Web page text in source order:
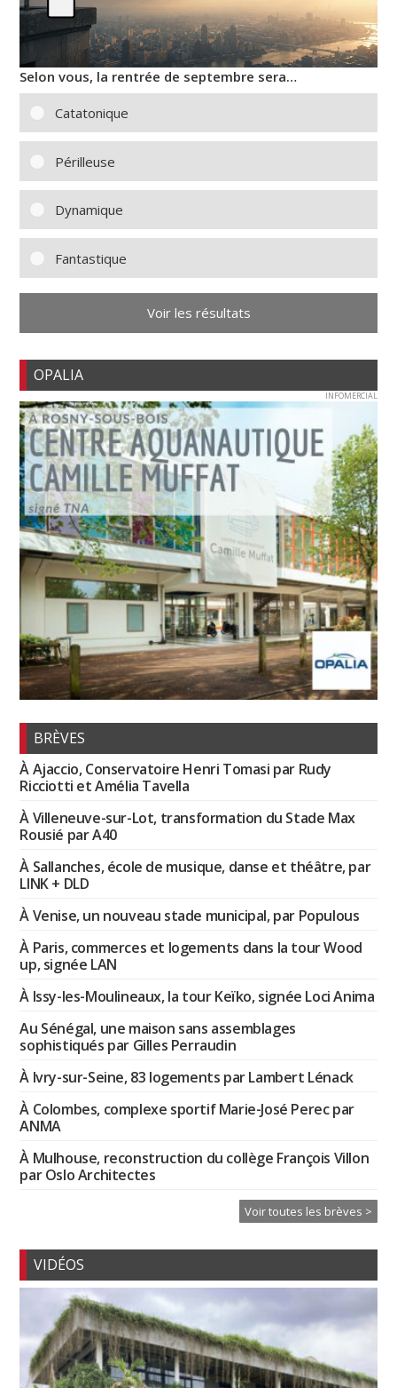
Selon vous, la rentrée de septembre sera…
Catatonique
Périlleuse
Dynamique
Fantastique
Voir les résultats
OPALIA
INFOMERCIAL
BRÈVES
À Ajaccio, Conservatoire Henri Tomasi par Rudy
Ricciotti et Amélia Tavella
À Villeneuve-sur-Lot, transformation du Stade Max
Rousié par A40
À Sallanches, école de musique, danse et théâtre, par
LINK + DLD
À Venise, un nouveau stade municipal, par Populous
À Paris, commerces et logements dans la tour Wood
up, signée LAN
À Issy-les-Moulineaux, la tour Keïko, signée Loci Anima
Au Sénégal, une maison sans assemblages
sophistiqués par Gilles Perraudin
À Ivry-sur-Seine, 83 logements par Lambert Lénack
À Colombes, complexe sportif Marie-José Perec par
ANMA
À Mulhouse, reconstruction du collège François Villon
par Oslo Architectes
Voir toutes les brèves >
VIDÉOS